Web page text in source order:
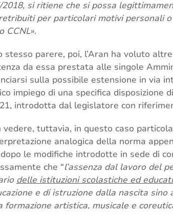
2018, si ritiene che si possa
per particolari motivi personali o
CCNL».
stesso parere, poi, l’Aran ha voluto
da essa prestata alle singole
sulla possibile estensione in via
impiego di una specifica disposizione
introdotta dal legislatore con
vedere, tuttavia, in questo caso
analogica della norma
le modifiche introdotte in sede di
che “l’assenza dal lavoro del
delle istituzioni scolastiche ed
e di istruzione dalla nascita
formazione artistica, musicale e